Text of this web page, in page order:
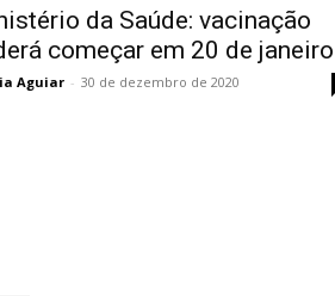
da Saúde: vacinação
começar em 20 de janeiro
Aguiar - 30 de dezembro de 2020